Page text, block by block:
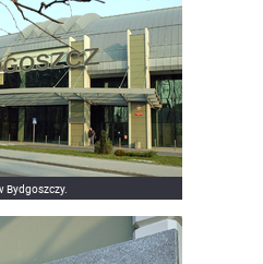
Bydgoszczy.